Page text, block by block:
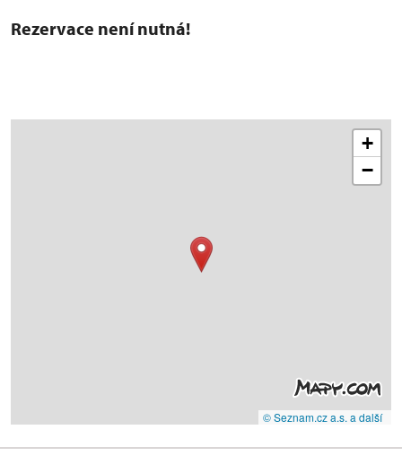
Rezervace není nutná!
+
−
© Seznam.cz a.s. a další